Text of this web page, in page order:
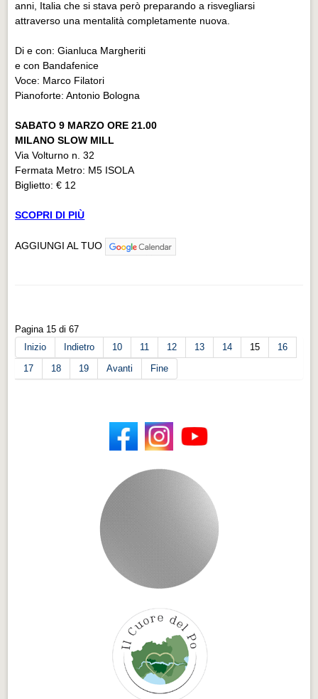
anni, Italia che si stava però preparando a risvegliarsi
attraverso una mentalità completamente nuova.
Di e con: Gianluca Margheriti
e con Bandafenice
Voce: Marco Filatori
Pianoforte: Antonio Bologna
SABATO 9 MARZO ORE 21.00
MILANO SLOW MILL
Via Volturno n. 32
Fermata Metro: M5 ISOLA
Biglietto: € 12
SCOPRI DI PIÙ
AGGIUNGI AL TUO
Pagina 15 di 67
Inizio
Indietro 10 11 12 13 14 15
16
17
18 19 Avanti Fine